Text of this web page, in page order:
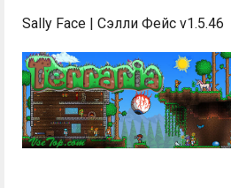
Sally Face | Сэлли Фейс v1.5.46